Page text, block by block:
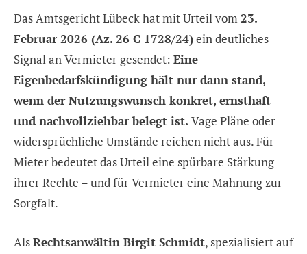
Das Amtsgericht Lübeck hat mit Urteil vom 23.
Februar 2026 (Az. 26 C 1728/24)ein deutliches
Signal an Vermieter gesendet: Eine
Eigenbedarfskündigung hält nur dann stand,
wenn der Nutzungswunsch konkret, ernsthaft
und nachvollziehbar belegt ist. Vage Pläne oder
widersprüchliche Umstände reichen nicht aus. Für
Mieter bedeutet das Urteil eine spürbare Stärkung
ihrer Rechte – und für Vermieter eine Mahnung zur
Sorgfalt.
AlsRechtsanwältin Birgit Schmidt, spezialisiert auf